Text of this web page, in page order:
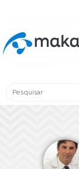
conteúdo
Pesquisar